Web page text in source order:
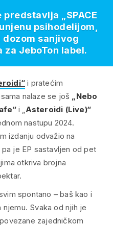
i pratećim
nalaze se još „Nebo
i „Asteroidi (Live)“
nastupu 2024.
izdanju odvažio na
je EP sastavljen od pet
otkriva brojna
spontano – baš kao i
Svaka od njih je
zajedničkom
„SPACE
psihodelijom,
sanjivog
za JeboTon label.